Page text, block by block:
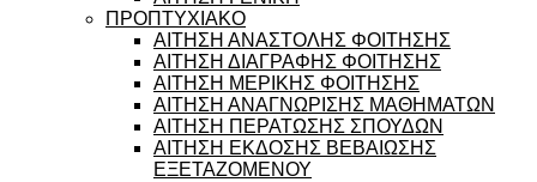
ΠΡΟΠΤΥΧΙΑΚΟ
ΑΙΤΗΣΗ ΑΝΑΣΤΟΛΗΣ ΦΟΙΤΗΣΗΣ
ΑΙΤΗΣΗ ΔΙΑΓΡΑΦΗΣ ΦΟΙΤΗΣΗΣ
ΑΙΤΗΣΗ ΜΕΡΙΚΗΣ ΦΟΙΤΗΣΗΣ
ΑΙΤΗΣΗ ΑΝΑΓΝΩΡΙΣΗΣ ΜΑΘΗΜΑΤΩΝ
ΑΙΤΗΣΗ ΠΕΡΑΤΩΣΗΣ ΣΠΟΥΔΩΝ
ΑΙΤΗΣΗ ΕΚΔΟΣΗΣ ΒΕΒΑΙΩΣΗΣ
ΕΞΕΤΑΖΟΜΕΝΟΥ